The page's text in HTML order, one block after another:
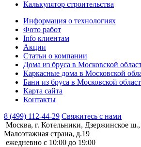
Калькулятор строительства
Информация о технологиях
Фото работ
Info клиентам
Акции
Статьи о компании
Дома из бруса в Московской
Каркасные дома в Московской
Бани из бруса в Московской
Карта сайта
Контакты
8 (499) 112-44-29 Свяжитесь с нами
Москва, г. Котельники, Дзержинское
Малоэтажная страна, д.19
ежедневно с 10:00 до 19:00